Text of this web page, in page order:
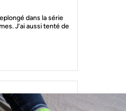
dans la série
J’ai aussi tenté de